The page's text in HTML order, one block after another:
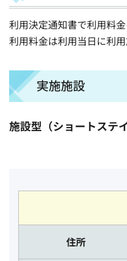
利用決定通知書で利用料金
利用料金は利用当日に利
実施施設
施設型（ショートステ
住所